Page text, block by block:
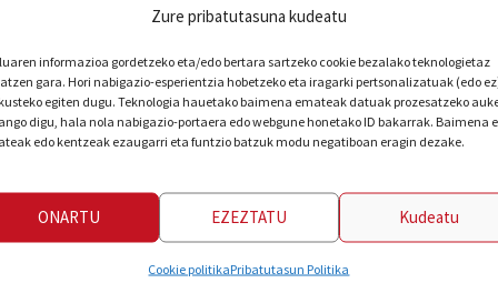
Zure pribatutasuna kudeatu
informazioa gordetzeko eta/edo bertara sartzeko cookie bezalako teknologietaz
gara. Hori nabigazio-esperientzia hobetzeko eta iragarki pertsonalizatuak (edo
egiten dugu. Teknologia hauetako baimena emateak datuak prozesatzeko
digu, hala nola nabigazio-portaera edo webgune honetako ID bakarrak. Baimena
edo kentzeak ezaugarri eta funtzio batzuk modu negatiboan eragin dezake.
ONARTU EZEZTATU Kudeatu
Cookie politikaPribatutasun Politika